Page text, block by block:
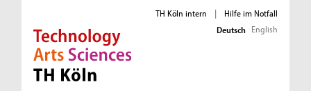
Direkt zur Hauptnavigation
Direkt zur Subnavigation
Direkt zum Inhalt
Direkt zum Fußbereich
TH Köln intern |
Hilfe im Notfall
Deutsch English